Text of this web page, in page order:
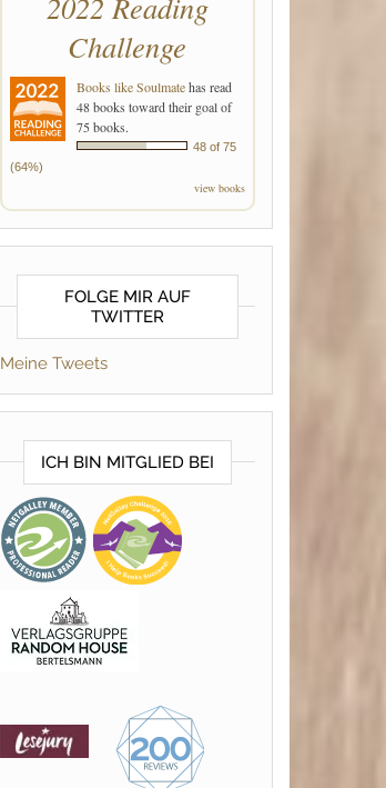
Challenge
Books like Soulmatehas read
48 books toward their goal of
75 books.
48 of 75
(64%)
view books
FOLGE MIR AUF
TWITTER
Meine Tweets
ICH BIN MITGLIED BEI